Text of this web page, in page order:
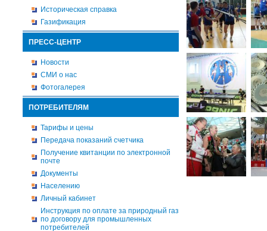
Историческая справка
Газификация
ПРЕСС-ЦЕНТР
Новости
СМИ о нас
Фотогалерея
ПОТРЕБИТЕЛЯМ
Тарифы и цены
Передача показаний счетчика
Получение квитанции по электронной
почте
Документы
Населению
Личный кабинет
Инструкция по оплате за природный газ
по договору для промышленных
потребителей